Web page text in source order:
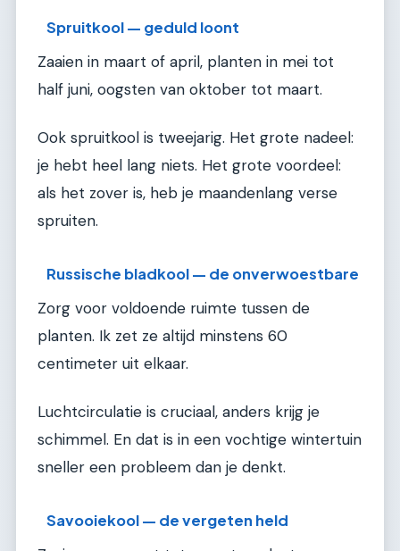
Spruitkool — geduld loont
Zaaien in maart of april, planten in mei tot
half juni, oogsten van oktober tot maart.
Ook spruitkool is tweejarig. Het grote nadeel:
je hebt heel lang niets. Het grote voordeel:
als het zover is, heb je maandenlang verse
spruiten.
Russische bladkool — de onverwoestbare
Zorg voor voldoende ruimte tussen de
planten. Ik zet ze altijd minstens 60
centimeter uit elkaar.
Luchtcirculatie is cruciaal, anders krijg je
schimmel. En dat is in een vochtige wintertuin
sneller een probleem dan je denkt.
Savooiekool — de vergeten held